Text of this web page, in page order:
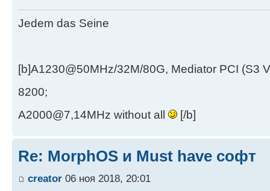
Jedem das Seine
[b]A1230@50MHz/32M/80G, Mediator PCI (S3
8200;
A2000@7,14MHz without all
[/b]
Re: MorphOS и Must have софт
creator 06 ноя 2018, 20:01